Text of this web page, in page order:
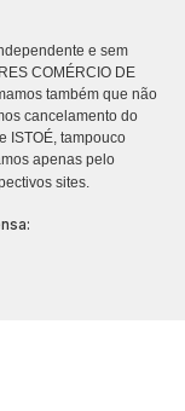
e sem
COMÉRCIO DE
também que não
cancelamento do
ISTOÉ, tampouco
apenas pelo
sites.